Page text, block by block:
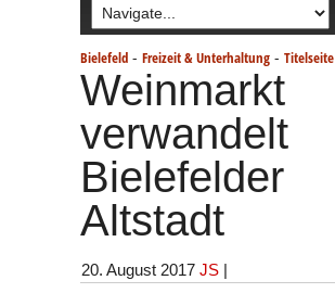
Bielefeld - Freizeit & Unterhaltung - Titelseite
Weinmarkt
verwandelt
Bielefelder
Altstadt
20. August 2017 JS |